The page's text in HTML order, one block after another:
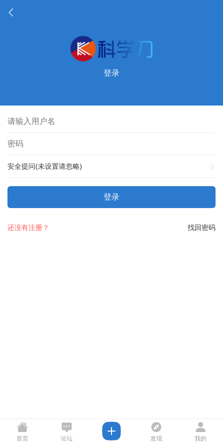
登录
安全提问(未设置请忽略)
登录
找回密码
还没有注册？
首页 论坛 发现 我的